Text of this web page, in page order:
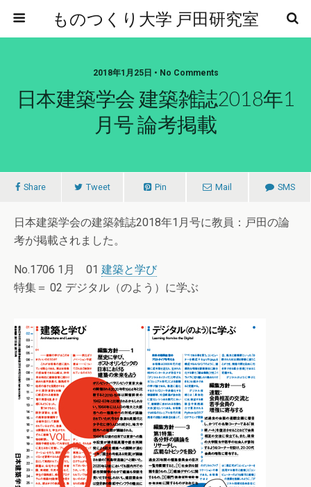
ものつくり大学 戸田研究室
2018年1月25日 • No Comments
日本建築学会 建築雑誌2018年1
月号 論考掲載
Share Tweet Pin Mail SMS
日本建築学会の建築雑誌2018年1月号に教員：戸田の論
考が掲載されました。
No.1706 1月 01 建築と学び
特集＝ 02 デジタル（のよう）に学ぶ